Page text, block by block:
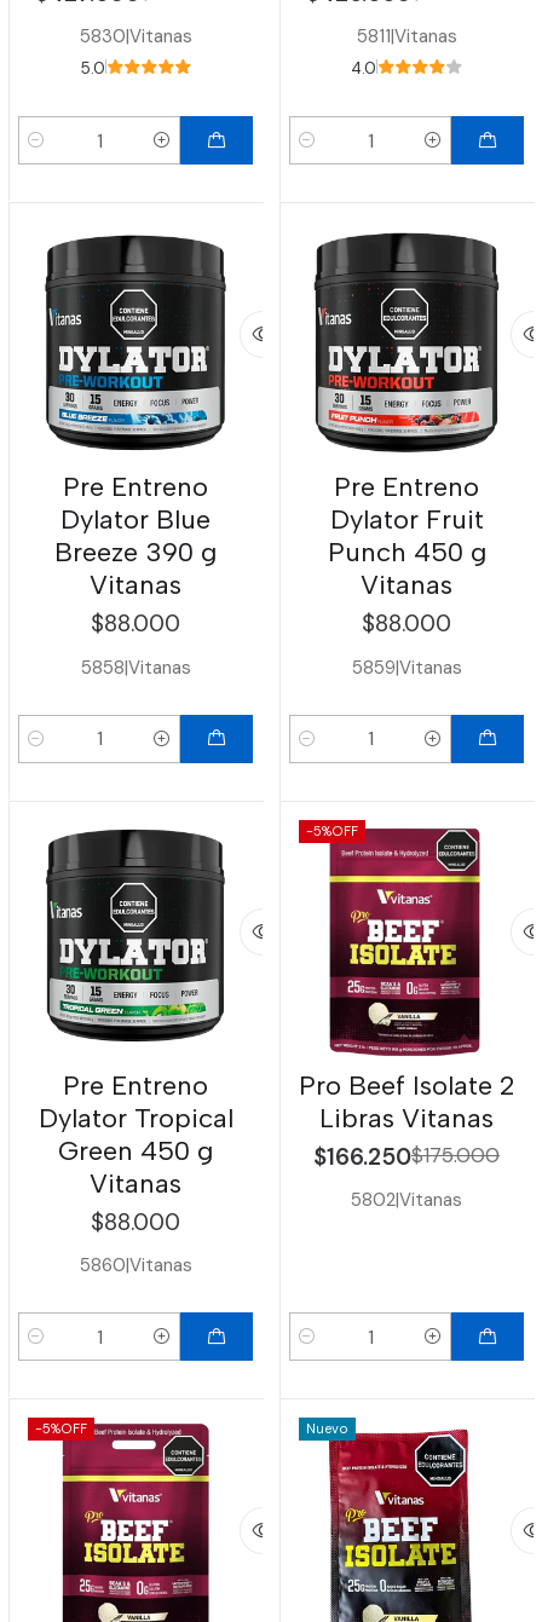
5830|Vitanas
5.0
Cantidad
5811|Vitanas
4.0
Cantidad
Pre Entreno
Dylator Blue
Breeze 390 g
Vitanas
$88.000
5858|Vitanas
Cantidad
Pre Entreno
Dylator Fruit
Punch 450 g
Vitanas
$88.000
5859|Vitanas
Cantidad
Pre Entreno
Dylator Tropical
Green 450 g
Vitanas
$88.000
5860|Vitanas
Cantidad
-5%OFF
Pro Beef Isolate 2
Libras Vitanas
$166.250$175.000
5802|Vitanas
Cantidad
-5%OFF Nuevo